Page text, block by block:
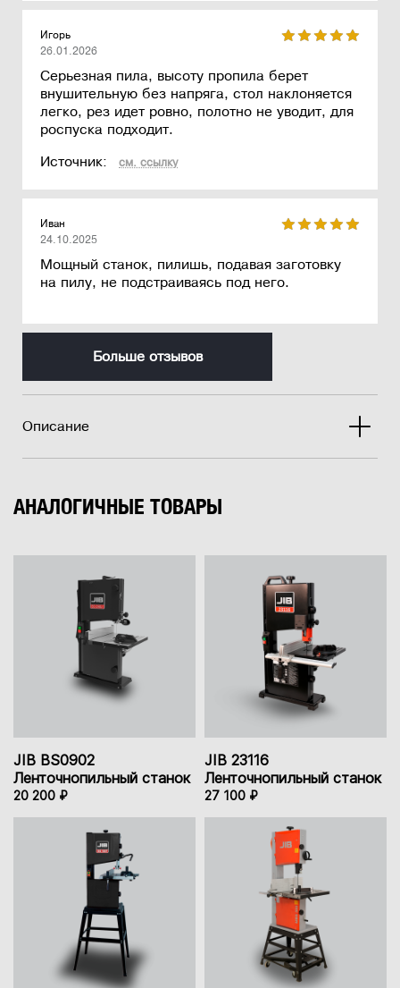
Игорь
26.01.2026
Серьезная пила, высоту пропила берет
внушительную без напряга, стол наклоняется
легко, рез идет ровно, полотно не уводит, для
роспуска подходит.
Источник:
см. ссылку
Иван
24.10.2025
Мощный станок, пилишь, подавая заготовку
на пилу, не подстраиваясь под него.
Больше отзывов
Описание
АНАЛОГИЧНЫЕ ТОВАРЫ
JIB BS0902
Ленточнопильный станок
20 200 ₽
JIB 23116
Ленточнопильный станок
27 100 ₽